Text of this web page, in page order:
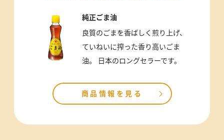
純正ごま油
良質のごまを香ばしく煎り上げ、
ていねいに搾った香り高いごま
油。 日本のロングセラーです。
商品情報を見る